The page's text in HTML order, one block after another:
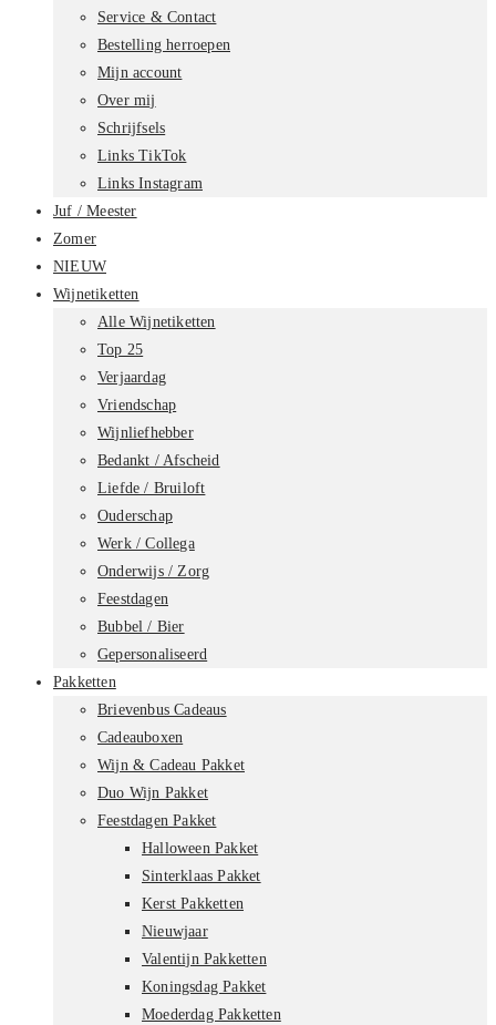
Service & Contact
Bestelling herroepen
Mijn account
Over mij
Schrijfsels
Links TikTok
Links Instagram
Juf / Meester
Zomer
NIEUW
Wijnetiketten
Alle Wijnetiketten
Top 25
Verjaardag
Vriendschap
Wijnliefhebber
Bedankt / Afscheid
Liefde / Bruiloft
Ouderschap
Werk / Collega
Onderwijs / Zorg
Feestdagen
Bubbel / Bier
Gepersonaliseerd
Pakketten
Brievenbus Cadeaus
Cadeauboxen
Wijn & Cadeau Pakket
Duo Wijn Pakket
Feestdagen Pakket
Halloween Pakket
Sinterklaas Pakket
Kerst Pakketten
Nieuwjaar
Valentijn Pakketten
Koningsdag Pakket
Moederdag Pakketten